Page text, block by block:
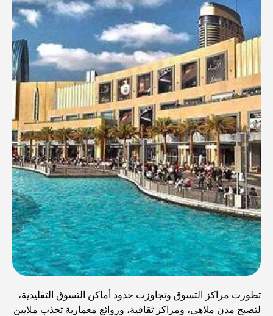
تطورت مراكز التسوق وتجاوزت حدود أماكن التسوق التقليدية،
لتصبح مدن ملاهي، ومراكز ثقافية، وروائع معمارية تجذب ملايين